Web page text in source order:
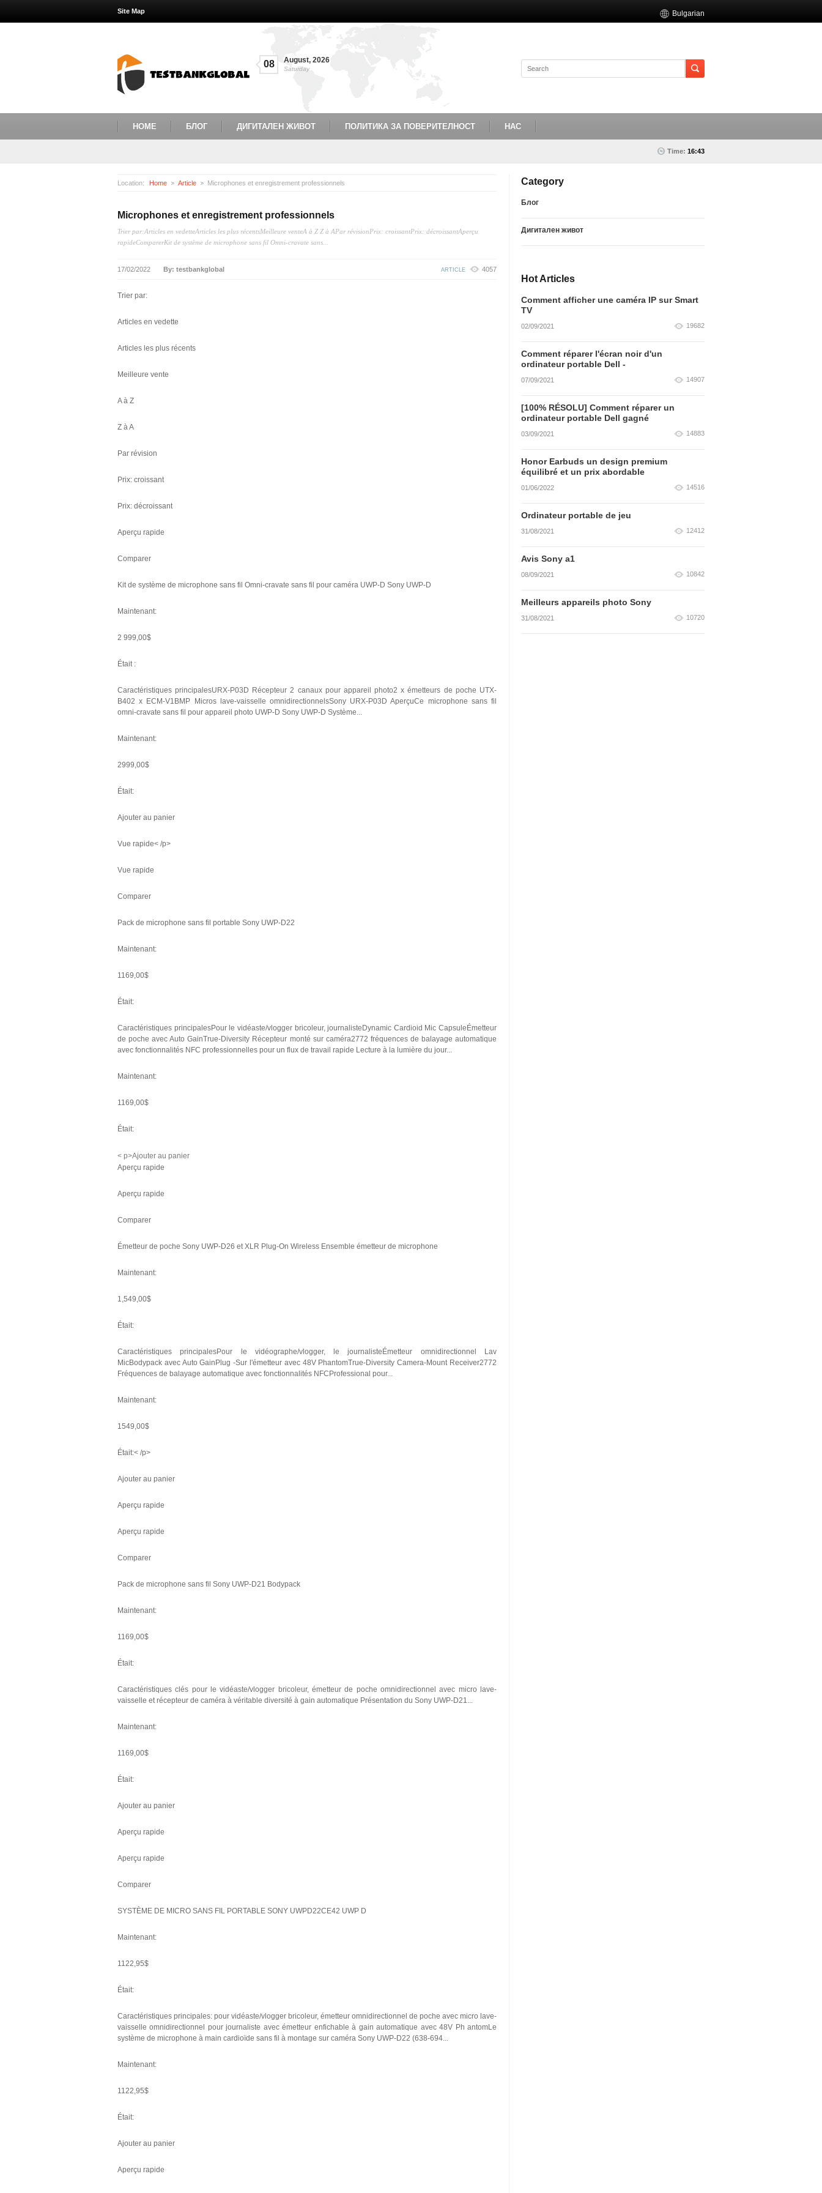
Site Map Bulgarian
08 August, 2026
Saturday
HOME БЛОГ ДИГИТАЛЕН ЖИВОТ ПОЛИТИКА ЗА ПОВЕРИТЕЛНОСТ НАС
Time: 16:43
Location: Home Article Microphones et enregistrement professionnels
Microphones et enregistrement professionnels
Trier par:Articles en vedetteArticles les plus récentsMeilleure venteA à Z Z à APar révisionPrix: croissantPrix: décroissantAperçu
rapideComparerKit de système de microphone sans fil Omni-cravate sans...
17/02/2022 By: testbankglobal ARTICLE 4057
Trier par:
Articles en vedette
Articles les plus récents
Meilleure vente
A à Z
Z à A
Par révision
Prix: croissant
Prix: décroissant
Aperçu rapide
Comparer
Kit de système de microphone sans fil Omni-cravate sans fil pour caméra UWP-D Sony UWP-D
Maintenant:
2 999,00$
Était :
Caractéristiques principalesURX-P03D Récepteur 2 canaux pour appareil photo2 x émetteurs de poche UTX-
B402 x ECM-V1BMP Micros lave-vaisselle omnidirectionnelsSony URX-P03D AperçuCe microphone sans fil
omni-cravate sans fil pour appareil photo UWP-D Sony UWP-D Système...
Maintenant:
2999,00$
Était:
Ajouter au panier
Vue rapide< /p>
Vue rapide
Comparer
Pack de microphone sans fil portable Sony UWP-D22
Maintenant:
1169,00$
Était:
Caractéristiques principalesPour le vidéaste/vlogger bricoleur, journalisteDynamic Cardioid Mic CapsuleÉmetteur
de poche avec Auto GainTrue-Diversity Récepteur monté sur caméra2772 fréquences de balayage automatique
avec fonctionnalités NFC professionnelles pour un flux de travail rapide Lecture à la lumière du jour...
Maintenant:
1169,00$
Était:
< p>Ajouter au panier
Aperçu rapide
Aperçu rapide
Comparer
Émetteur de poche Sony UWP-D26 et XLR Plug-On Wireless Ensemble émetteur de microphone
Maintenant:
1,549,00$
Était:
Caractéristiques principalesPour le vidéographe/vlogger, le journalisteÉmetteur omnidirectionnel Lav
MicBodypack avec Auto GainPlug -Sur l'émetteur avec 48V PhantomTrue-Diversity Camera-Mount Receiver2772
Fréquences de balayage automatique avec fonctionnalités NFCProfessional pour...
Maintenant:
1549,00$
Était:< /p>
Ajouter au panier
Aperçu rapide
Aperçu rapide
Comparer
Pack de microphone sans fil Sony UWP-D21 Bodypack
Maintenant:
1169,00$
Était:
Caractéristiques clés pour le vidéaste/vlogger bricoleur, émetteur de poche omnidirectionnel avec micro lave-
vaisselle et récepteur de caméra à véritable diversité à gain automatique Présentation du Sony UWP-D21...
Maintenant:
1169,00$
Était:
Ajouter au panier
Aperçu rapide
Aperçu rapide
Comparer
SYSTÈME DE MICRO SANS FIL PORTABLE SONY UWPD22CE42 UWP D
Maintenant:
1122,95$
Était:
Caractéristiques principales: pour vidéaste/vlogger bricoleur, émetteur omnidirectionnel de poche avec micro lave-
vaisselle omnidirectionnel pour journaliste avec émetteur enfichable à gain automatique avec 48V Ph antomLe
système de microphone à main cardioïde sans fil à montage sur caméra Sony UWP-D22 (638-694...
Maintenant:
1122,95$
Était:
Ajouter au panier
Aperçu rapide
Category
Блог
Дигитален живот
Hot Articles
Comment afficher une caméra IP sur Smart
TV
02/09/2021 19682
Comment réparer l'écran noir d'un
ordinateur portable Dell -
07/09/2021 14907
[100% RÉSOLU] Comment réparer un
ordinateur portable Dell gagné
03/09/2021 14883
Honor Earbuds un design premium
équilibré et un prix abordable
01/06/2022 14516
Ordinateur portable de jeu
31/08/2021 12412
Avis Sony a1
08/09/2021 10842
Meilleurs appareils photo Sony
31/08/2021 10720